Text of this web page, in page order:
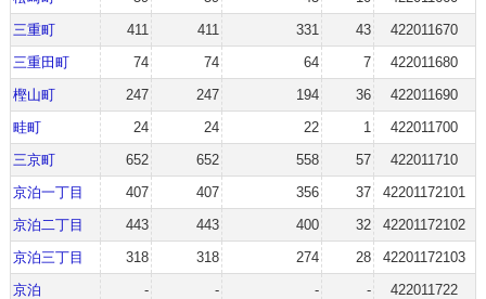
三重町
411 411 331 43
422011670
三重田町
74 74 64 7
422011680
樫山町
247 247 194 36
422011690
畦町
24 24 22 1
422011700
三京町
652 652 558 57
422011710
京泊一丁目
407 407 356 37
42201172101
京泊二丁目
443 443 400 32
42201172102
京泊三丁目
318 318 274 28
42201172103
京泊
- - - -
422011722